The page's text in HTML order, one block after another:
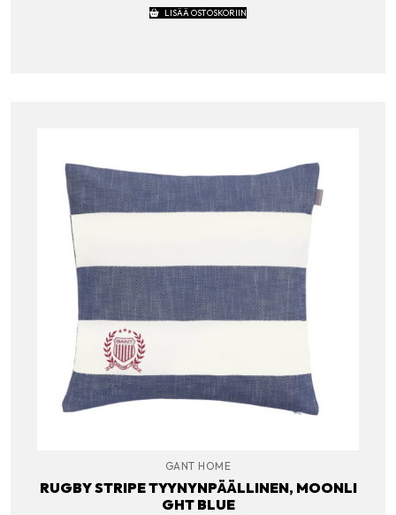
LISÄÄ OSTOSKORIIN
GANT HOME
RUGBY STRIPE TYYNYNPÄÄLLINEN, MOONLI
GHT BLUE